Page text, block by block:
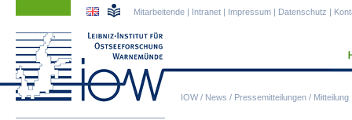
IOW/ News / Pressemitteilungen / Mitteilung
Mitarbeitende | Intranet | Impressum | Datenschutz |